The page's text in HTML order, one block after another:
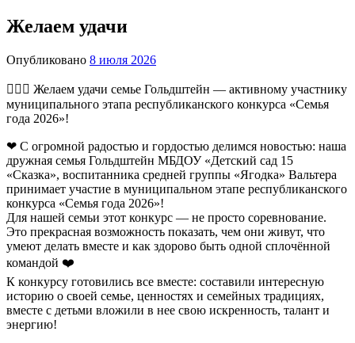
Желаем удачи
Опубликовано 8 июля 2026
👩‍❤️‍👨 Желаем удачи семье Гольдштейн — активному участнику
муниципального этапа республиканского конкурса «Семья
года 2026»!
❤ С огромной радостью и гордостью делимся новостью: наша
дружная семья Гольдштейн МБДОУ «Детский сад 15
«Сказка», воспитанника средней группы «Ягодка» Вальтера
принимает участие в муниципальном этапе республиканского
конкурса «Семья года 2026»!
Для нашей семьи этот конкурс — не просто соревнование.
Это прекрасная возможность показать, чем они живут, что
умеют делать вместе и как здорово быть одной сплочённой
командой ❤️
К конкурсу готовились все вместе: составили интересную
историю о своей семье, ценностях и семейных традициях,
вместе с детьми вложили в нее свою искренность, талант и
энергию!